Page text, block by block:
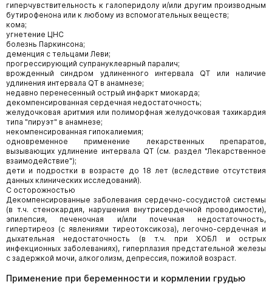
гиперчувствительность к галоперидолу и/или другим производным
бутирофенона или к любому из вспомогательных веществ;
кома;
угнетение ЦНС
болезнь Паркинсона;
деменция с тельцами Леви;
прогрессирующий супрануклеарный паралич;
врожденный синдром удлиненного интервала QT или наличие
удлинения интервала QT в анамнезе;
недавно перенесенный острый инфаркт миокарда;
декомпенсированная сердечная недостаточность;
желудочковая аритмия или полиморфная желудочковая тахикардия
типа "пируэт" в анамнезе;
некомпенсированная гипокалиемия;
одновременное применение лекарственных препаратов,
вызывающих удлинение интервала QT (см. раздел "Лекарственное
взаимодействие");
дети и подростки в возрасте до 18 лет (вследствие отсутствия
данных клинических исследований).
С осторожностью
Декомпенсированные заболевания сердечно-сосудистой системы
(в т.ч. стенокардия, нарушения внутрисердечной проводимости),
эпилепсия, печеночная и/или почечная недостаточность,
гипертиреоз (с явлениями тиреотоксикоза), легочно-сердечная и
дыхательная недостаточность (в т.ч. при ХОБЛ и острых
инфекционных заболеваниях), гиперплазия предстательной железы
с задержкой мочи, алкоголизм, депрессия, пожилой возраст.
Применение при беременности и кормлении грудью